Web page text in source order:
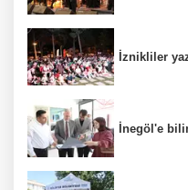
İznikliler
İnegöl'e